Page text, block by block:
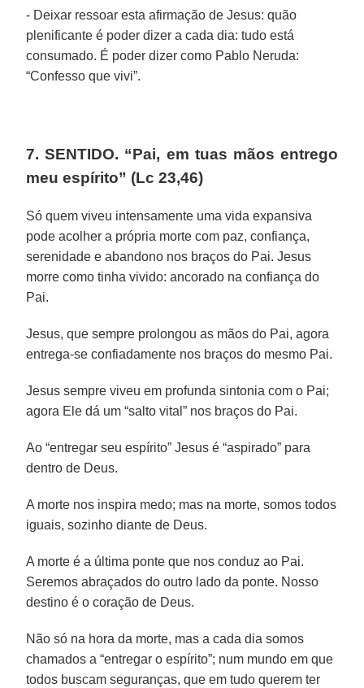
- Deixar ressoar esta afirmação de Jesus: quão
plenificante é poder dizer a cada dia: tudo está
consumado. É poder dizer como Pablo Neruda:
“Confesso que vivi”.
7. SENTIDO. “Pai, em tuas mãos entrego
meu espírito” (Lc 23,46)
Só quem viveu intensamente uma vida expansiva
pode acolher a própria morte com paz, confiança,
serenidade e abandono nos braços do Pai. Jesus
morre como tinha vivido: ancorado na confiança do
Pai.
Jesus, que sempre prolongou as mãos do Pai, agora
entrega-se confiadamente nos braços do mesmo Pai.
Jesus sempre viveu em profunda sintonia com o Pai;
agora Ele dá um “salto vital” nos braços do Pai.
Ao “entregar seu espírito” Jesus é “aspirado” para
dentro de Deus.
A morte nos inspira medo; mas na morte, somos todos
iguais, sozinho diante de Deus.
A morte é a última ponte que nos conduz ao Pai.
Seremos abraçados do outro lado da ponte. Nosso
destino é o coração de Deus.
Não só na hora da morte, mas a cada dia somos
chamados a “entregar o espírito”; num mundo em que
todos buscam seguranças, que em tudo querem ter